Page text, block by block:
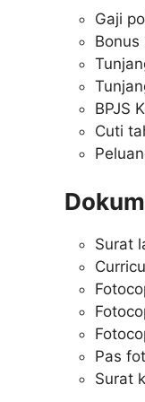
Gaji
Bonus
BPJS
Cuti
Surat
Pas
Surat